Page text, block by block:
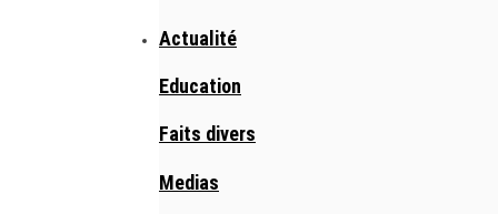
Actualité
Education
Faits divers
Medias